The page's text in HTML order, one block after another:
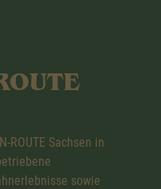
ROUTE Sachsen in
sowie